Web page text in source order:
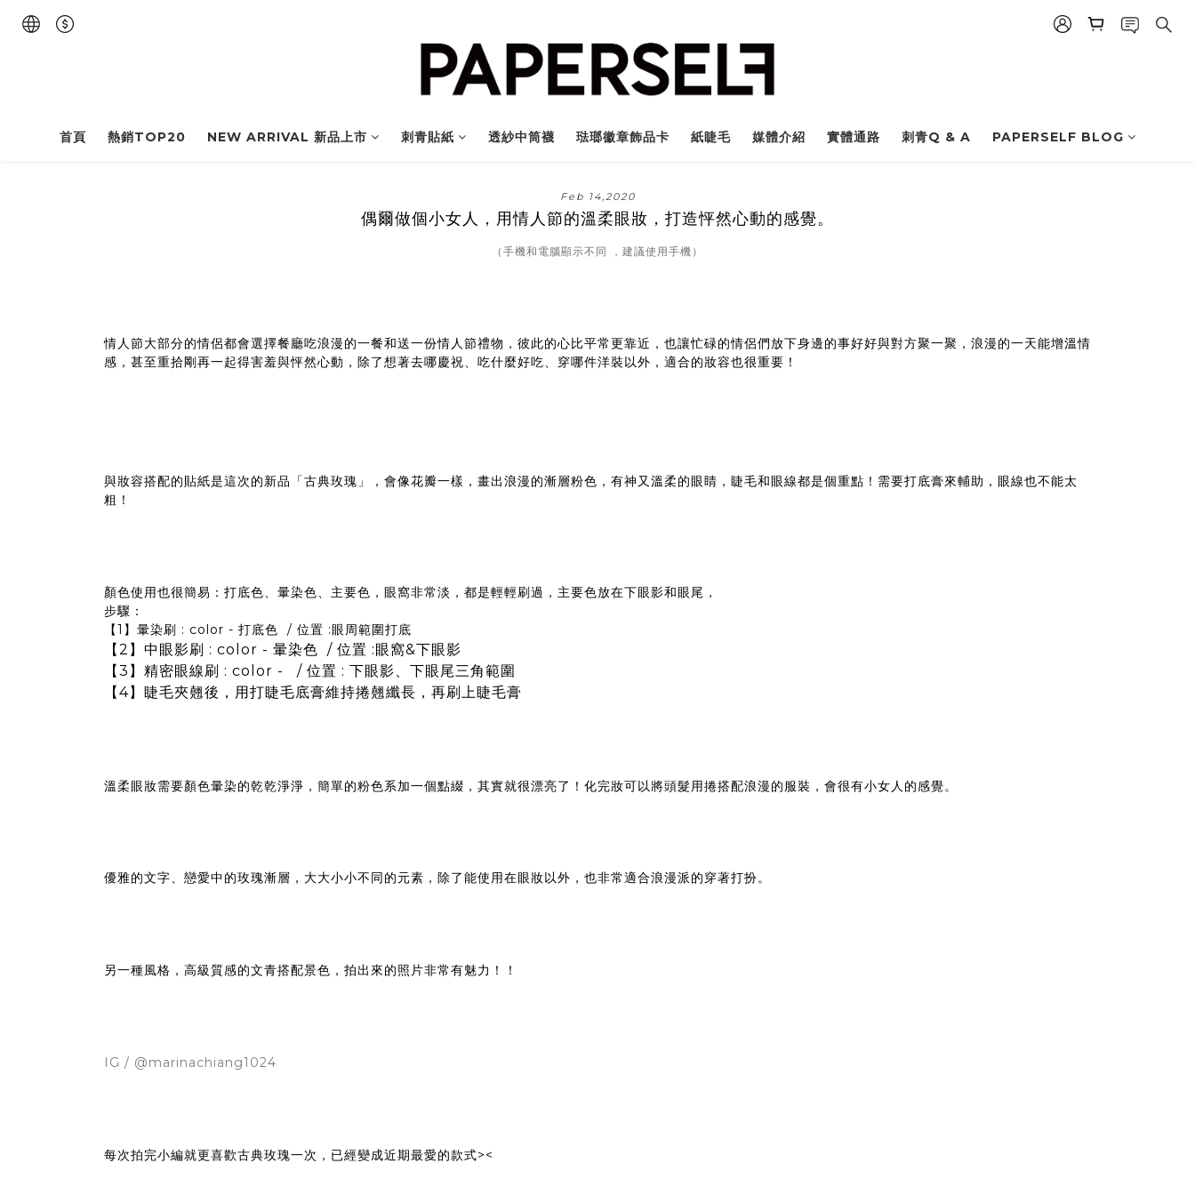
首頁 熱銷TOP20 NEW ARRIVAL 新品上市 刺青貼紙 透紗中筒襪 琺瑯徽章飾品卡 紙睫毛 媒體介紹 實體通路 刺青Q & A PAPERSELF BLOG
Feb 14,2020
偶爾做個小女人，用情人節的溫柔眼妝，打造怦然心動的感覺。
（手機和電腦顯示不同 ，建議使用手機）
情人節大部分的情侶都會選擇餐廳吃浪漫的一餐和送一份情人節禮物，彼此的心比平常更靠近，也讓忙碌的情侶們放下身邊的事好好與對方聚一聚，浪漫的一天能增溫情
感，甚至重拾剛再一起得害羞與怦然心動，除了想著去哪慶祝、吃什麼好吃、穿哪件洋裝以外，適合的妝容也很重要！
與妝容搭配的貼紙是這次的新品「古典玫瑰」，會像花瓣一樣，畫出浪漫的漸層粉色，有神又溫柔的眼睛，睫毛和眼線都是個重點！需要打底膏來輔助，眼線也不能太
粗！
顏色使用也很簡易：打底色、暈染色、主要色，眼窩非常淡，都是輕輕刷過，主要色放在下眼影和眼尾，
步驟：
【1】暈染刷 : color - 打底色 / 位置 :眼周範圍打底
【2】中眼影刷 : color - 暈染色 / 位置 :眼窩&下眼影
【3】精密眼線刷 : color - / 位置 : 下眼影、下眼尾三角範圍
【4】睫毛夾翹後，用打睫毛底膏維持捲翹纖長，再刷上睫毛膏
溫柔眼妝需要顏色暈染的乾乾淨淨，簡單的粉色系加一個點綴，其實就很漂亮了！化完妝可以將頭髮用捲搭配浪漫的服裝，會很有小女人的感覺。
優雅的文字、戀愛中的玫瑰漸層，大大小小不同的元素，除了能使用在眼妝以外，也非常適合浪漫派的穿著打扮。
另一種風格，高級質感的文青搭配景色，拍出來的照片非常有魅力！！
IG / @marinachiang1024
每次拍完小編就更喜歡古典玫瑰一次，已經變成近期最愛的款式><